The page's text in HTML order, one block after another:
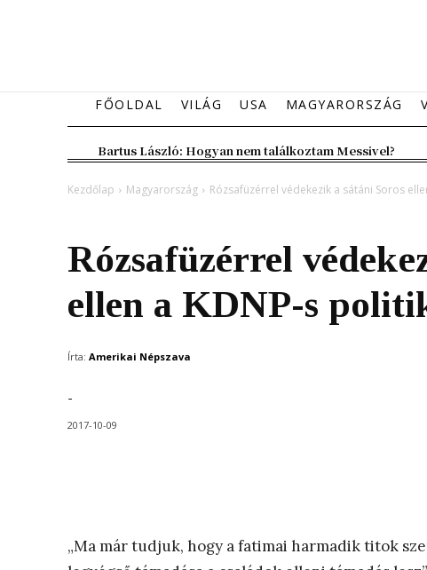
FŐOLDAL VILÁG USA MAGYARORSZÁG
Bartus László: Hogyan nem találkoztam Messivel?
Kezdőlap Magyarország Rózsafüzérrel védekezik a sátáni Soros
Rózsafüzérrel
ellen a KDNP-s
Írta: Amerikai Népszava
-
2017-10-09
„Ma már tudjuk, hogy a fatimai harmadik titok